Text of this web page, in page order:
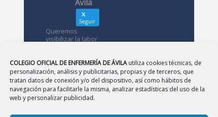
COLEGIO OFICIAL DE ENFERMERÍA DE ÁVILA utiliza cookies técnicas, de
personalización, análisis y publicitarias, propias y de terceros, que
tratan datos de conexión y/o del dispositivo, así como hábitos de
navegación para facilitarle la misma, analizar estadísticas del uso de la
web y personalizar publicidad.
Ávila
Seguir
Queremos
visibilizar la labor
conoces?
Avatar Colegio
Oficial de
de Ávila